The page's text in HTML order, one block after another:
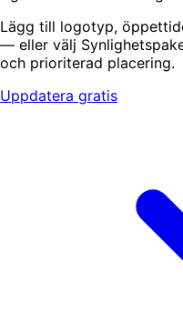
Lägg till logotyp,
— eller välj
och prioriterad placering.
Uppdatera gratis